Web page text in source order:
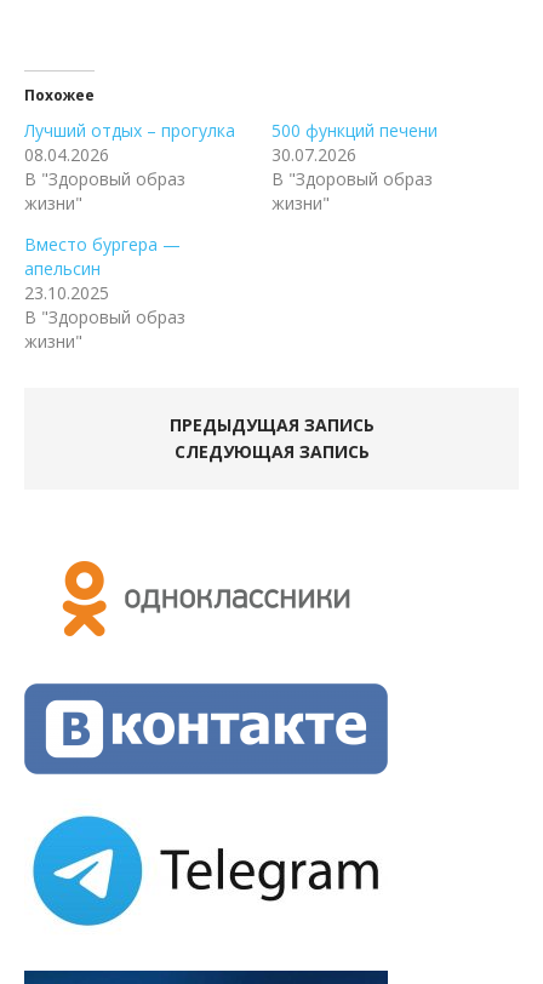
Похожее
Лучший отдых – прогулка
08.04.2026
В "Здоровый образ
жизни"
500 функций печени
30.07.2026
В "Здоровый образ
жизни"
Вместо бургера —
апельсин
23.10.2025
В "Здоровый образ
жизни"
ПРЕДЫДУЩАЯ ЗАПИСЬ
СЛЕДУЮЩАЯ ЗАПИСЬ